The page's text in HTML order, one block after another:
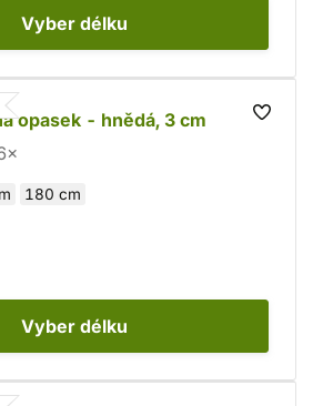
Vyber délku
opasek - hnědá, 3 cm
180 cm
Vyber délku